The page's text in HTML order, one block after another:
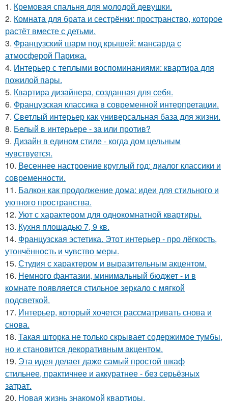
1. Кремовая спальня для молодой девушки.
2. Комната для брата и сестрёнки: пространство, которое
растёт вместе с детьми.
3. Французский шарм под крышей: мансарда с
атмосферой Парижа.
4. Интерьер с теплыми воспоминаниями: квартира для
пожилой пары.
5. Квартира дизайнера, созданная для себя.
6. Французская классика в современной интерпретации.
7. Светлый интерьер как универсальная база для жизни.
8. Белый в интерьере - за или против?
9. Дизайн в едином стиле - когда дом цельным
чувствуется.
10. Весеннее настроение круглый год: диалог классики и
современности.
11. Балкон как продолжение дома: идеи для стильного и
уютного пространства.
12. Уют с характером для однокомнатной квартиры.
13. Кухня площадью 7, 9 кв.
14. Французская эстетика. Этот интерьер - про лёгкость,
утончённость и чувство меры.
15. Студия с характером и выразительным акцентом.
16. Немного фантазии, минимальный бюджет - и в
комнате появляется стильное зеркало с мягкой
подсветкой.
17. Интерьер, который хочется рассматривать снова и
снова.
18. Такая шторка не только скрывает содержимое тумбы,
но и становится декоративным акцентом.
19. Эта идея делает даже самый простой шкаф
стильнее, практичнее и аккуратнее - без серьёзных
затрат.
20. Новая жизнь знакомой квартиры.